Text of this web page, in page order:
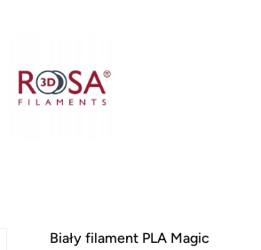
Biały filament PLA Magic